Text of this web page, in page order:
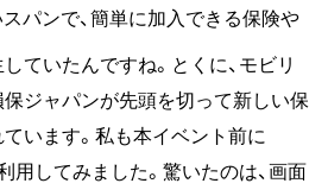
パンで、簡単に加入できる保険や
ていたんですね。とくに、モビリ
ジャパンが先頭を切って新しい保
います。私も本イベント前に
用してみました。驚いたのは、画面